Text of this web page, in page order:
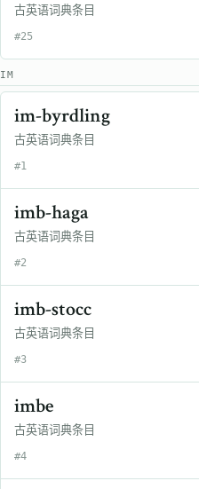
古英语词典条目
#25
IM
im-byrdling
古英语词典条目
#1
imb-haga
古英语词典条目
#2
imb-stocc
古英语词典条目
#3
imbe
古英语词典条目
#4